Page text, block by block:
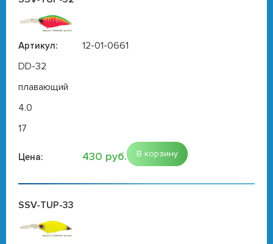
Артикул:
12-01-0661
DD-32
плавающий
4.0
17
Цена: 430 руб. В корзину
SSV-TUP-33